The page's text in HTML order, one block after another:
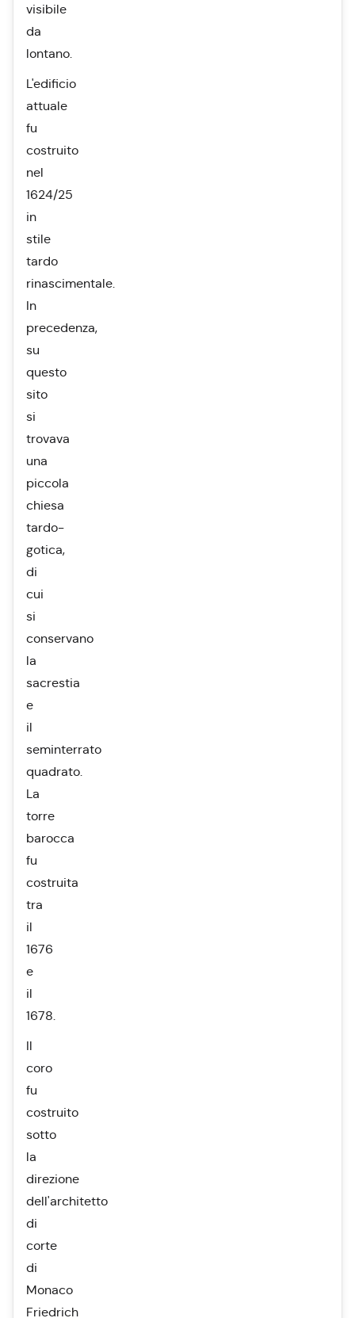
visibile
da
lontano.
L'edificio
attuale
fu
costruito
nel
1624/25
in
stile
tardo
rinascimentale.
In
precedenza,
su
questo
sito
si
trovava
una
piccola
chiesa
tardo-
gotica,
di
cui
si
conservano
la
sacrestia
e
il
seminterrato
quadrato.
La
torre
barocca
fu
costruita
tra
il
1676
e
il
1678.
Il
coro
fu
costruito
sotto
la
direzione
dell'architetto
di
corte
di
Monaco
Friedrich